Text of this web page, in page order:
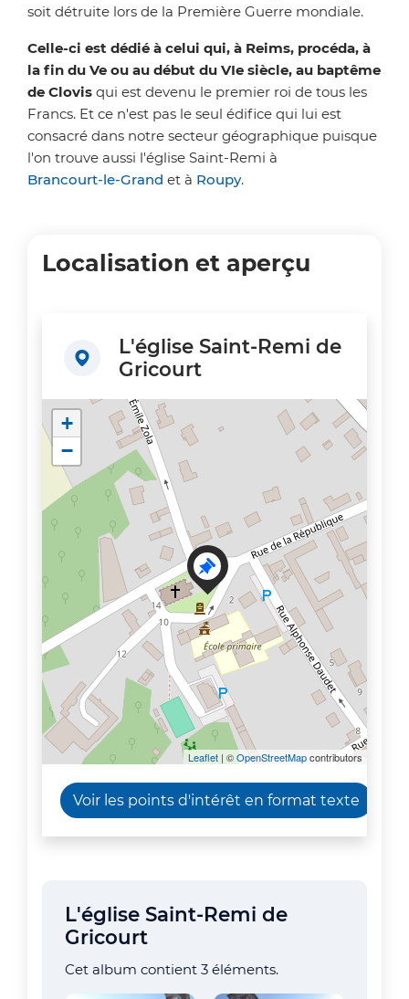
soit détruite lors de la Première Guerre mondiale.
Celle-ci est dédié à celui qui, à Reims, procéda, à
la fin du Ve ou au début du VIe siècle, au baptême
de Clovis qui est devenu le premier roi de tous les
Francs. Et ce n'est pas le seul édifice qui lui est
consacré dans notre secteur géographique puisque
l'on trouve aussi l'église Saint-Remi à
Brancourt-le-Grand et à Roupy.
Localisation et aperçu
L'église Saint-Remi de
Gricourt
+
−
Leaflet | ©OpenStreetMapcontributors
Voir les points d'intérêt en format texte
L'église Saint-Remi de
Gricourt
Cet album contient 3 éléments.